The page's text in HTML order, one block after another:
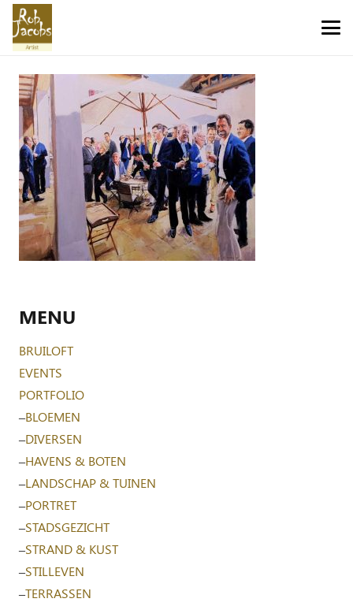
MENU
BRUILOFT
EVENTS
PORTFOLIO
–BLOEMEN
–DIVERSEN
–HAVENS & BOTEN
–LANDSCHAP & TUINEN
–PORTRET
–STADSGEZICHT
–STRAND & KUST
–STILLEVEN
–TERRASSEN